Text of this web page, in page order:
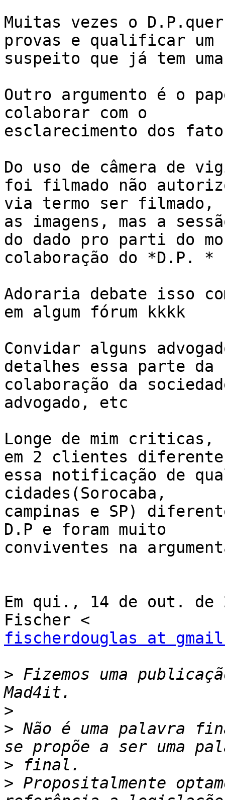
Muitas vezes o
provas e qualificar um
suspeito que já tem
Outro argumento é o
colaborar com o
esclarecimento dos
Do uso de câmera de
foi filmado não
via termo ser filmado,
as imagens, mas a
do dado pro parti do
colaboração do *D.P. *
Adoraria debate isso
em algum fórum kkkk
Convidar alguns
detalhes essa parte da
colaboração da
advogado, etc
Longe de mim criticas,
em 2 clientes
essa notificação de
cidades(Sorocaba,
campinas e SP)
D.P e foram muito
conviventes na
Em qui., 14 de out. de
fischerdouglas at
> Fizemos uma
>
> Não é uma palavra
>
> Propositalmente